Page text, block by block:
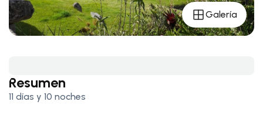
Galería
Resumen
11 días y 10 noches